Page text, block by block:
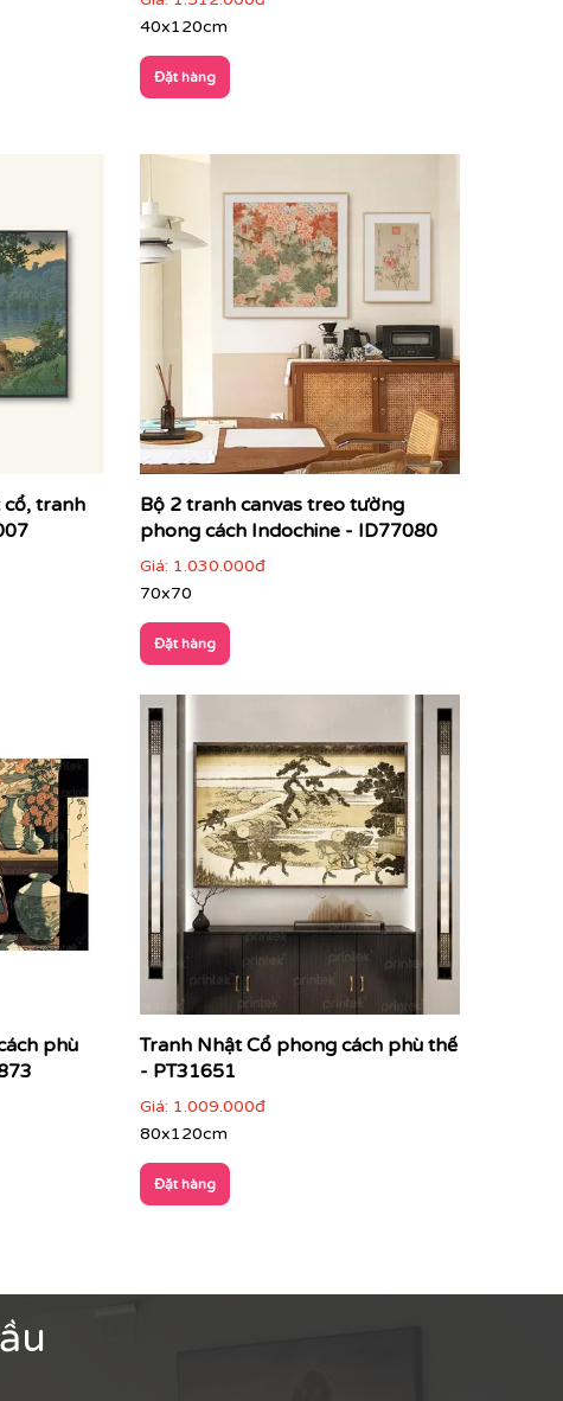
đào nở rộ là nguồn cảm hứng bất tận cho các
40x120cm
Đặt hàng
tranh
Bộ 2 tranh canvas treo tường
phong cách Indochine - ID77080
Giá: 1.030.000đ
70x70
Đặt hàng
phù
Tranh Nhật Cổ phong cách phù thế
- PT31651
Giá: 1.009.000đ
80x120cm
Đặt hàng